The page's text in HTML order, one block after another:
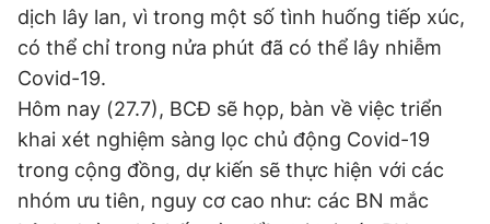
dịch lây lan, vì trong một số tình huống tiếp xúc,
có thể chỉ trong nửa phút đã có thể lây nhiễm
Covid-19.
Hôm nay (27.7), BCĐ sẽ họp, bàn về việc triển
khai xét nghiệm sàng lọc chủ động Covid-19
trong cộng đồng, dự kiến sẽ thực hiện với các
nhóm ưu tiên, nguy cơ cao như: các BN mắc